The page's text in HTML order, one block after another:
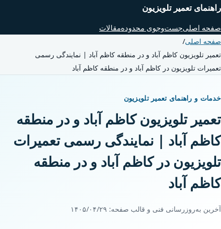
راهنمای تعمیر تلویزیون
صفحه اصلیجست‌وجوی محدودهمقالات
صفحه اصلی/
تعمیر تلویزیون کاظم آباد و در منطقه کاظم آباد | نمایندگی رسمی
تعمیرات تلویزیون در کاظم آباد و در منطقه کاظم آباد
خدمات و راهنمای تعمیر تلویزیون
تعمیر تلویزیون کاظم آباد و در منطقه
کاظم آباد | نمایندگی رسمی تعمیرات
تلویزیون در کاظم آباد و در منطقه
کاظم آباد
آخرین به‌روزرسانی فنی و قالب صفحه: ۱۴۰۵/۰۴/۲۹